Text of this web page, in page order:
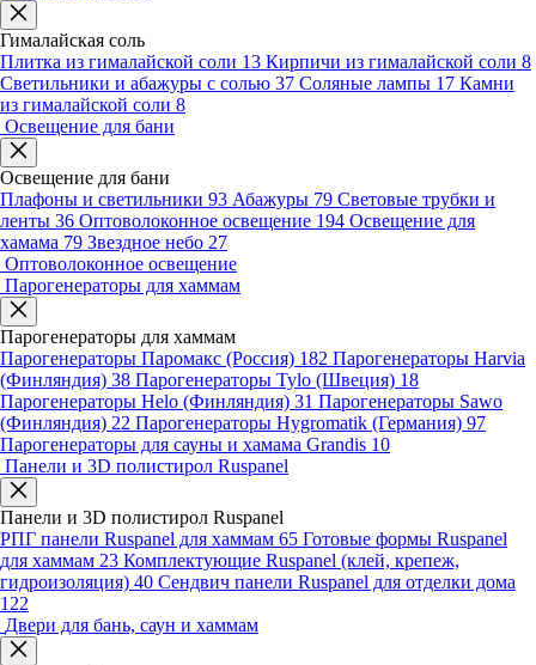
Гималайская соль
Плитка из гималайской соли 13 Кирпичи из гималайской соли 8
Светильники и абажуры с солью 37 Соляные лампы 17 Камни
из гималайской соли 8
Освещение для бани
Освещение для бани
Плафоны и светильники 93 Абажуры 79 Световые трубки и
ленты 36 Оптоволоконное освещение 194 Освещение для
хамама 79 Звездное небо 27
Оптоволоконное освещение
Парогенераторы для хаммам
Парогенераторы для хаммам
Парогенераторы Паромакс (Россия) 182 Парогенераторы Harvia
(Финляндия) 38 Парогенераторы Tylo (Швеция) 18
Парогенераторы Helo (Финляндия) 31 Парогенераторы Sawo
(Финляндия) 22 Парогенераторы Hygromatik (Германия) 97
Парогенераторы для сауны и хамама Grandis 10
Панели и 3D полистирол Ruspanel
Панели и 3D полистирол Ruspanel
РПГ панели Ruspanel для хаммам 65 Готовые формы Ruspanel
для хаммам 23 Комплектующие Ruspanel (клей, крепеж,
гидроизоляция) 40 Сендвич панели Ruspanel для отделки дома
122
Двери для бань, саун и хаммам